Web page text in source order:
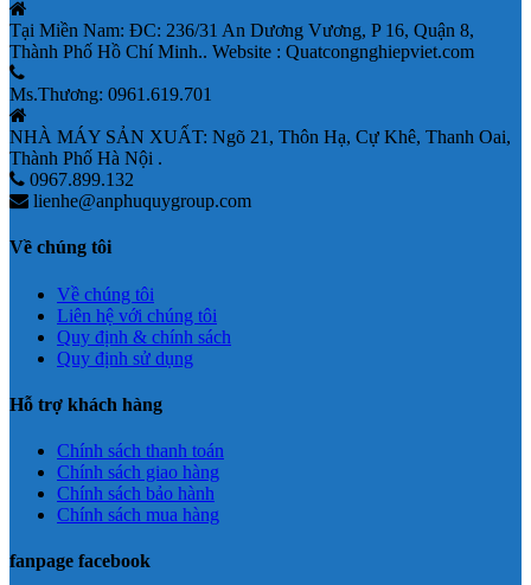
Tại Miền Nam: ĐC: 236/31 An Dương Vương, P 16, Quận 8,
Thành Phố Hồ Chí Minh.. Website : Quatcongnghiepviet.com
Ms.Thương: 0961.619.701
NHÀ MÁY SẢN XUẤT: Ngõ 21, Thôn Hạ, Cự Khê, Thanh Oai,
Thành Phố Hà Nội .
0967.899.132
lienhe@anphuquygroup.com
Về chúng tôi
Về chúng tôi
Liên hệ với chúng tôi
Quy định & chính sách
Quy định sử dụng
Hỗ trợ khách hàng
Chính sách thanh toán
Chính sách giao hàng
Chính sách bảo hành
Chính sách mua hàng
fanpage facebook